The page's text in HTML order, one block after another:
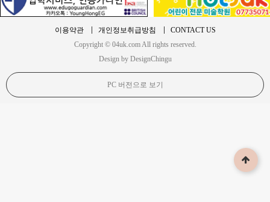
이용약관 개인정보취급방침
CONTACT US
Copyright © 04uk.com All rights reserved.
Design by DesignChingu
PC 버전으로 보기